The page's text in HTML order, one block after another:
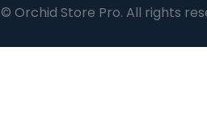
Orchid Store Pro. All rights